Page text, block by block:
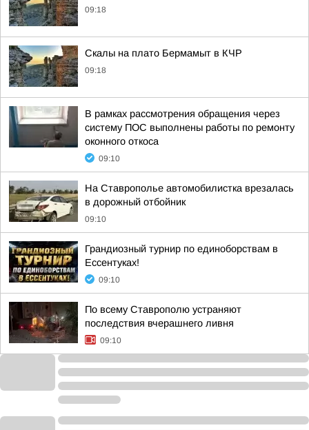
09:18
Скалы на плато Бермамыт в КЧР
09:18
В рамках рассмотрения обращения через
систему ПОС выполнены работы по ремонту
оконного откоса
09:10
На Ставрополье автомобилистка врезалась
в дорожный отбойник
09:10
Грандиозный турнир по единоборствам в
Ессентуках!
09:10
По всему Ставрополю устраняют
последствия вчерашнего ливня
09:10